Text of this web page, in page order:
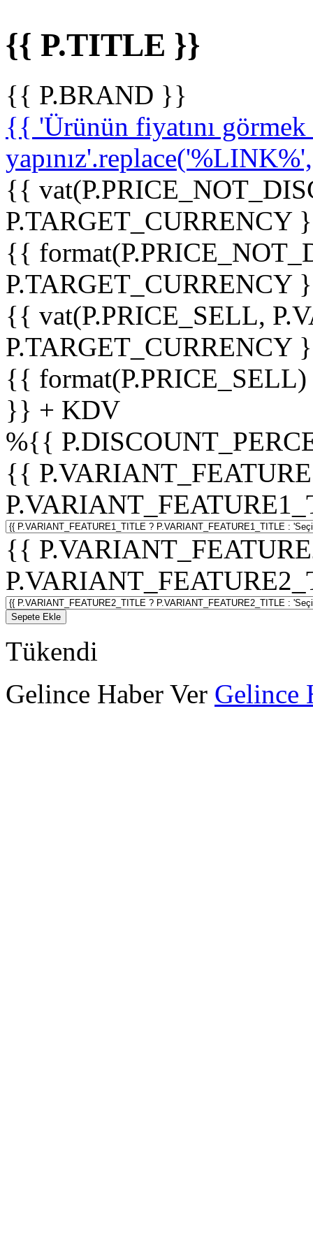
{{ P.TITLE }}
{{ P.BRAND }}
{{ 'Ürünün fiyatını
{{
P.TARGET_CURRENCY
{{
P.TARGET_CURRENCY
{{ vat(P.PRICE_SELL,
P.TARGET_CURRENCY
{{
}} + KDV
%{{
{{
{{
Sepete Ekle
Tükendi
Gelince Haber Ver Gelince